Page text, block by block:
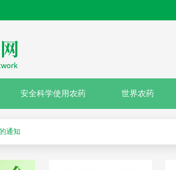
安全科学使用农药 世界农药
水稻除草剂科学安全使用培训会的通知